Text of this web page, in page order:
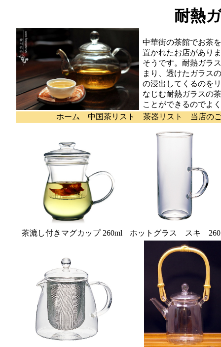
耐熱ガ
中華街の茶館でお茶
置かれたお店があり
そうです。耐熱ガラ
まり、透けたガラス
の浸出してくるのを
なじむ耐熱ガラスの
ことができるのでよ
ホーム
中国茶リスト 茶器リスト 当店の
茶漉し付きマグカップ 260ml ホットグラス スキ 260